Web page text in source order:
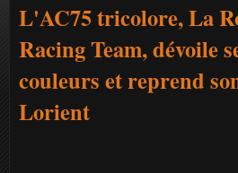
L'AC75 tricolore, La
Racing Team, dévoile
couleurs et reprend
Lorient